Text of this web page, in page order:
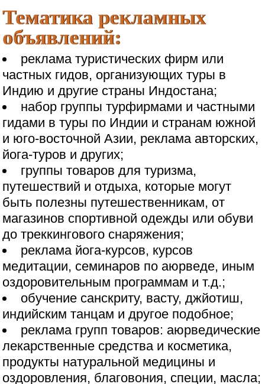
Тематика рекламных
объявлений:
реклама туристических фирм или
частных гидов, организующих туры в
Индию и другие страны Индостана;
набор группы турфирмами и частными
гидами в туры по Индии и странам южной
и юго-восточной Азии, реклама авторских,
йога-туров и других;
группы товаров для туризма,
путешествий и отдыха, которые могут
быть полезны путешественникам, от
магазинов спортивной одежды или обуви
до треккингового снаряжения;
реклама йога-курсов, курсов
медитации, семинаров по аюрведе, иным
оздоровительным программам и т.д.;
обучение санскриту, васту, джйотиш,
индийским танцам и другое подобное;
реклама групп товаров: аюрведические
лекарственные средства и косметика,
продукты натуральной медицины и
оздоровления, благовония, специи, масла;